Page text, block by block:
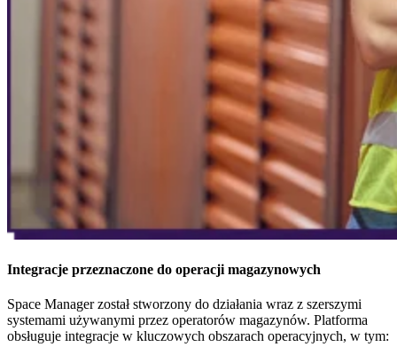
Integracje przeznaczone do operacji magazynowych
Space Manager został stworzony do działania wraz z szerszymi
systemami używanymi przez operatorów magazynów. Platforma
obsługuje integracje w kluczowych obszarach operacyjnych, w tym: